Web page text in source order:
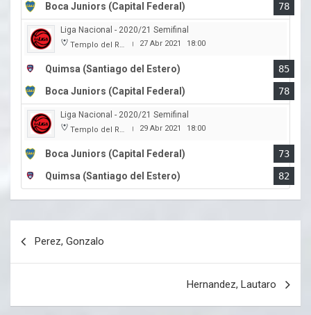
Boca Juniors (Capital Federal)
78
Liga Nacional - 2020/21 Semifinal
Templo del Rock | 27 Abr 2021 18:00
Quimsa (Santiago del Estero)
85
Boca Juniors (Capital Federal)
78
Liga Nacional - 2020/21 Semifinal
Templo del Rock | 29 Abr 2021 18:00
Boca Juniors (Capital Federal)
73
Quimsa (Santiago del Estero)
82
Perez, Gonzalo
Hernandez, Lautaro